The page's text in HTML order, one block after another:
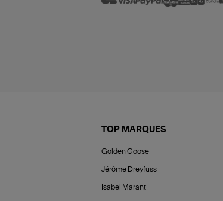
TOP MARQUES
Golden Goose
Jérôme Dreyfuss
Isabel Marant